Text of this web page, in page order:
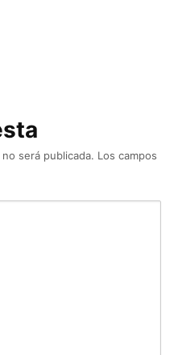
será publicada. Los campos